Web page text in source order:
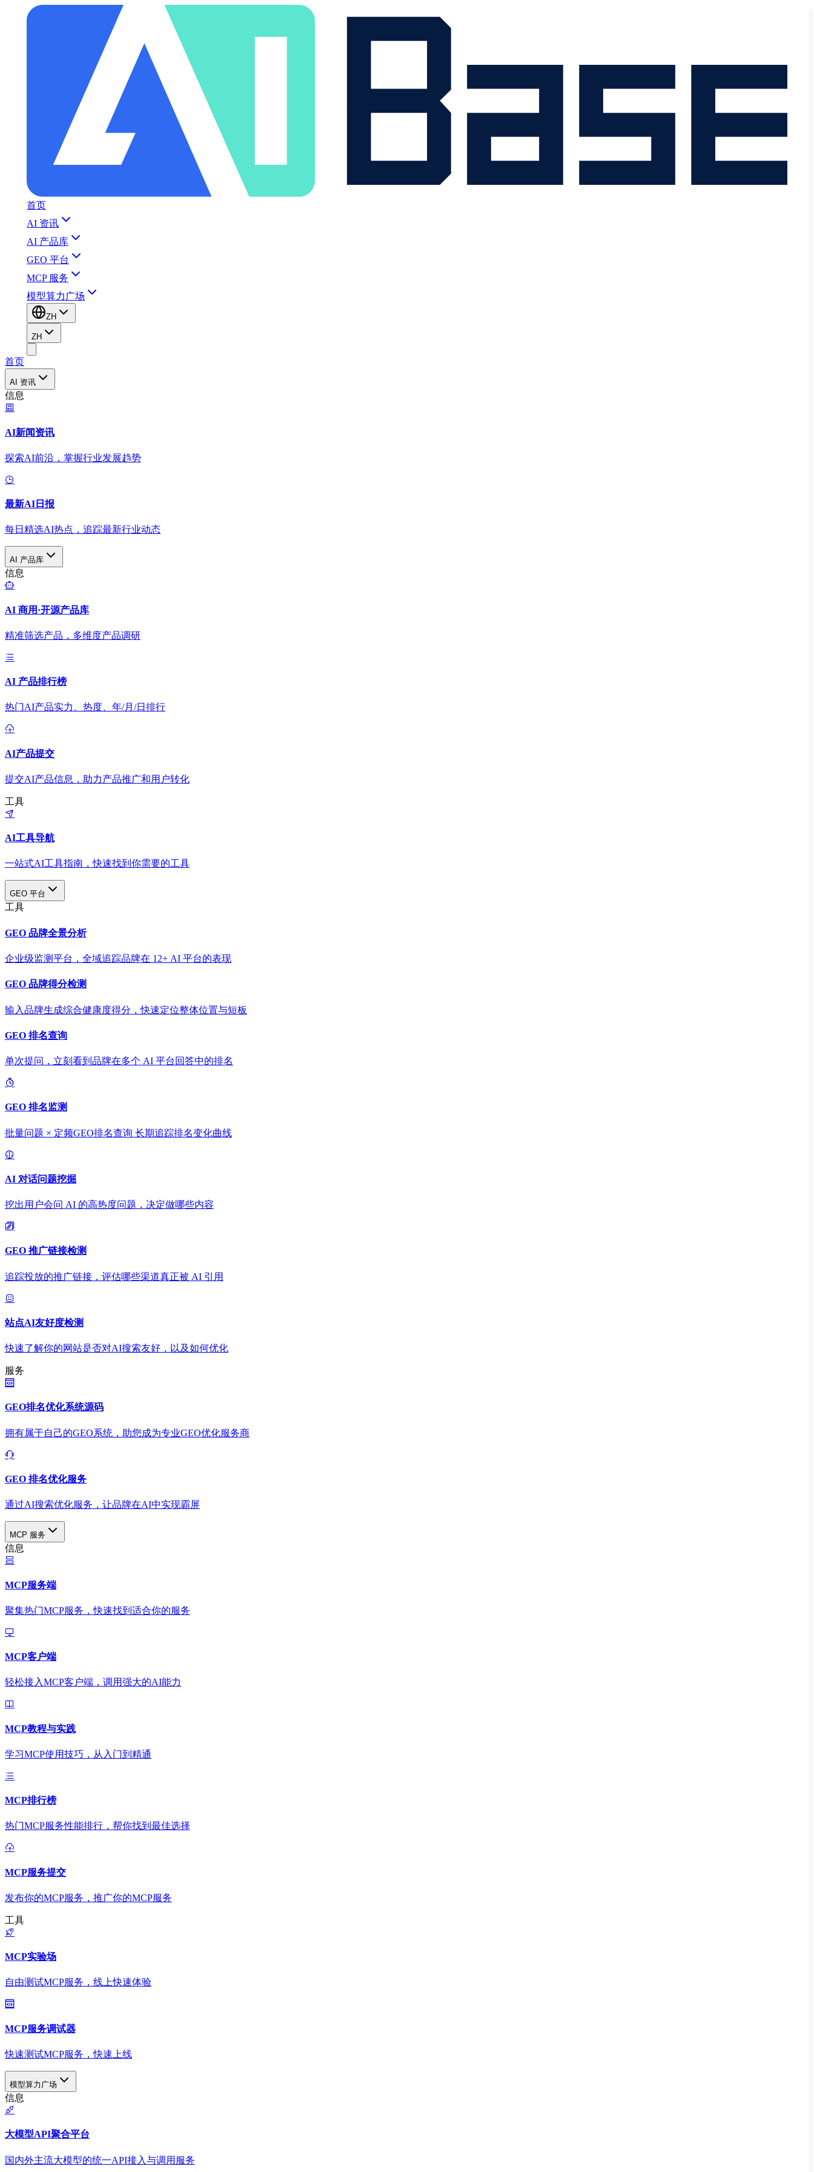
首页
AI 资讯
AI 产品库
GEO 平台
MCP 服务
模型算力广场
ZH
ZH
首页
AI 资讯
信息
AI新闻资讯
探索AI前沿，掌握行业发展趋势
最新AI日报
每日精选AI热点，追踪最新行业动态
AI 产品库
信息
AI 商用·开源产品库
精准筛选产品，多维度产品调研
AI 产品排行榜
热门AI产品实力、热度、年/月/日排行
AI产品提交
提交AI产品信息，助力产品推广和用户转化
工具
AI工具导航
一站式AI工具指南，快速找到你需要的工具
GEO 平台
工具
GEO 品牌全景分析
企业级监测平台，全域追踪品牌在 12+ AI 平台的表现
GEO 品牌得分检测
输入品牌生成综合健康度得分，快速定位整体位置与短板
GEO 排名查询
单次提问，立刻看到品牌在多个 AI 平台回答中的排名
GEO 排名监测
批量问题 × 定频GEO排名查询 长期追踪排名变化曲线
AI 对话问题挖掘
挖出用户会问 AI 的高热度问题，决定做哪些内容
GEO 推广链接检测
追踪投放的推广链接，评估哪些渠道真正被 AI 引用
站点AI友好度检测
快速了解你的网站是否对AI搜索友好，以及如何优化
服务
GEO排名优化系统源码
拥有属于自己的GEO系统，助您成为专业GEO优化服务商
GEO 排名优化服务
通过AI搜索优化服务，让品牌在AI中实现霸屏
MCP 服务
信息
MCP服务端
聚集热门MCP服务，快速找到适合你的服务
MCP客户端
轻松接入MCP客户端，调用强大的AI能力
MCP教程与实践
学习MCP使用技巧，从入门到精通
MCP排行榜
热门MCP服务性能排行，帮你找到最佳选择
MCP服务提交
发布你的MCP服务，推广你的MCP服务
工具
MCP实验场
自由测试MCP服务，线上快速体验
MCP服务调试器
快速测试MCP服务，快速上线
模型算力广场
信息
大模型API聚合平台
国内外主流大模型的统一API接入与调用服务